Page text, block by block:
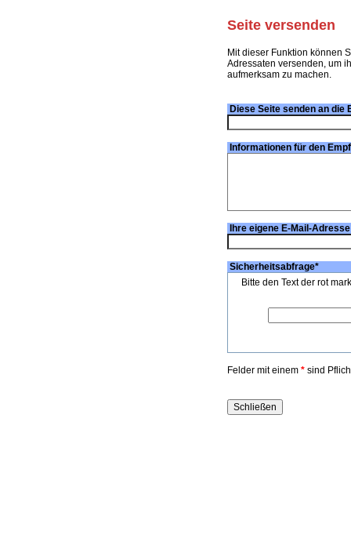
Seite versenden
Mit dieser Funktion können
Adressaten versenden, um
aufmerksam zu machen.
Diese Seite senden an die
Informationen für den
Ihre eigene E-Mail-
Sicherheitsabfrage*
Bitte den Text der rot
Felder mit einem * sind